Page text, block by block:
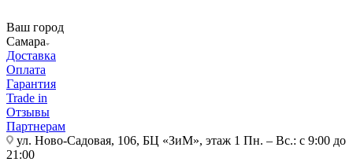
Ваш город
Самара
Доставка
Оплата
Гарантия
Trade in
Отзывы
Партнерам
ул. Ново-Садовая, 106, БЦ «ЗиМ», этаж 1 Пн. – Вс.: с 9:00 до
21:00